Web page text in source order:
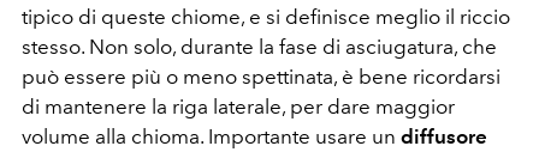
tipico di queste chiome, e si definisce meglio il riccio
stesso. Non solo, durante la fase di asciugatura, che
può essere più o meno spettinata, è bene ricordarsi
di mantenere la riga laterale, per dare maggior
volume alla chioma. Importante usare un diffusore